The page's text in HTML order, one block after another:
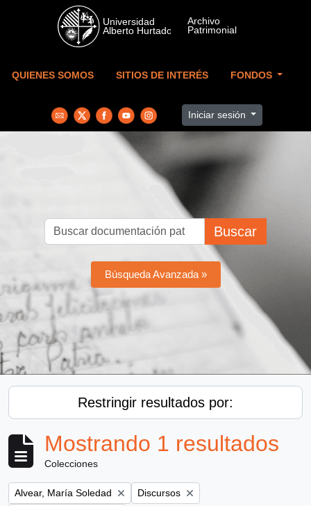
Skip to main content
QUIENES SOMOS SITIOS DE INTERÉS FONDOS
Iniciar sesión
Buscar
Búsqueda Avanzada »
Restringir resultados por:
Mostrando 1 resultados
Colecciones
Remove filter:
Alvear, María Soledad Remove filter:
Discursos